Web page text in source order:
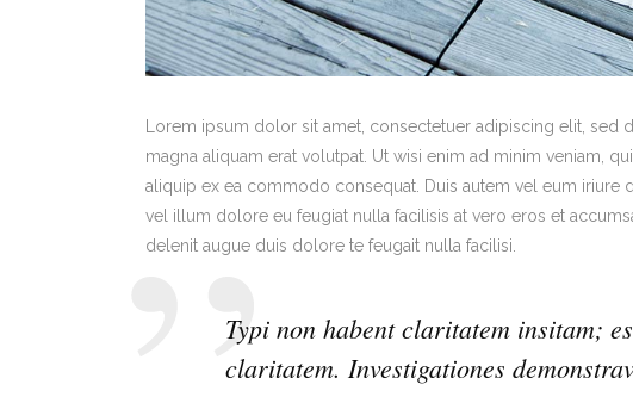
Lorem ipsum dolor sit amet, consectetuer adipiscing elit,
magna aliquam erat volutpat. Ut wisi enim ad minim veniam,
aliquip ex ea commodo consequat. Duis autem vel eum iriure
vel illum dolore eu feugiat nulla facilisis at vero eros et
delenit augue duis dolore te feugait nulla facilisi.
Typi non habent claritatem insitam;
claritatem. Investigationes